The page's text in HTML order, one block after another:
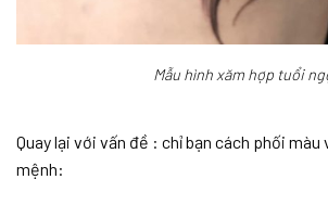
Mẫu hình xăm hợp tuổi
Quay lại với vấn đề : chỉ bạn cách phối màu
mệnh: